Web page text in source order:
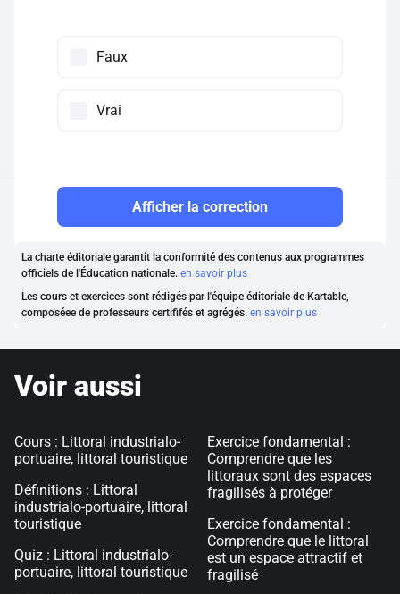
Faux
Vrai
Afficher la correction
La charte éditoriale garantit la conformité des contenus aux programmes
officiels de l'Éducation nationale. en savoir plus
Les cours et exercices sont rédigés par l'équipe éditoriale de Kartable,
composéee de professeurs certififés et agrégés. en savoir plus
Voir aussi
Cours : Littoral industrialo-
portuaire, littoral touristique
Définitions : Littoral
industrialo-portuaire, littoral
touristique
Quiz : Littoral industrialo-
portuaire, littoral touristique
Exercice fondamental :
Comprendre que les
littoraux sont des espaces
fragilisés à protéger
Exercice fondamental :
Comprendre que le littoral
est un espace attractif et
fragilisé